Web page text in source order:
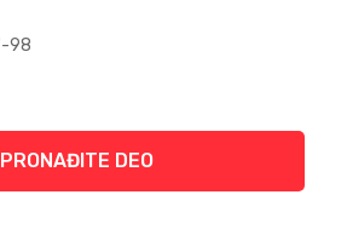
PRONAĐITE DEO